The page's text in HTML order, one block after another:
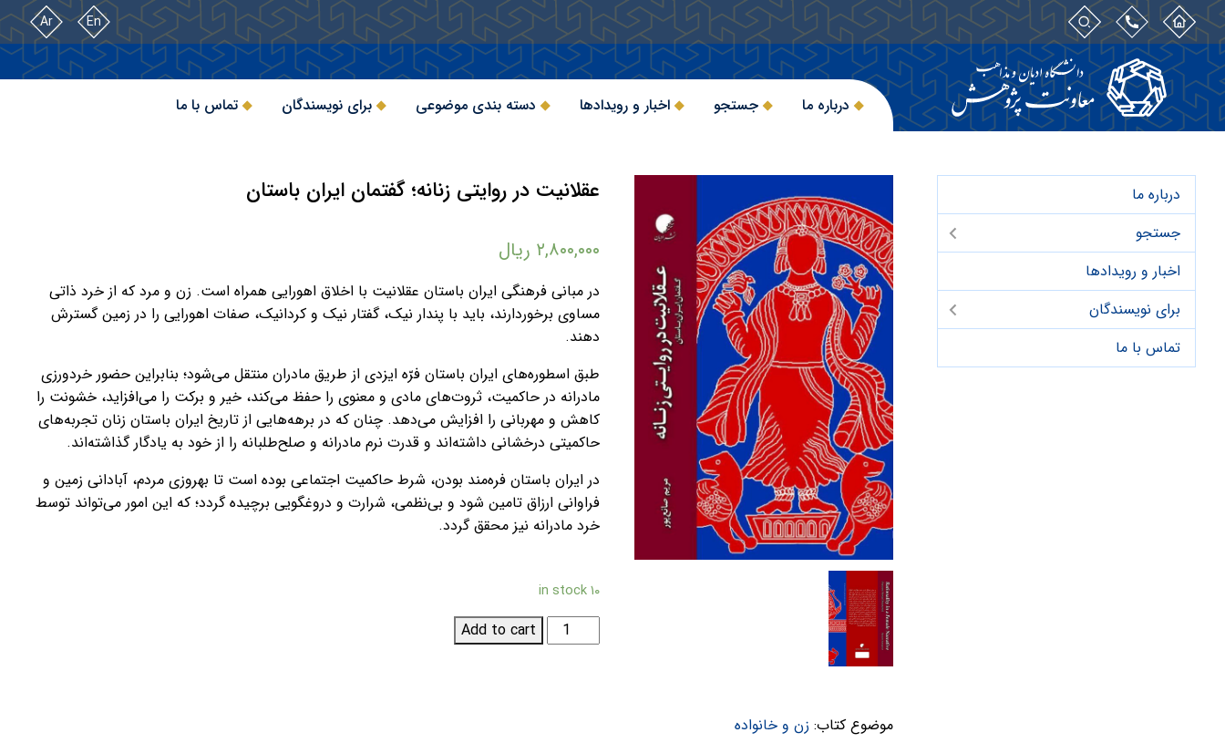
En
Ar
درباره ما جستجو اخبار و رویدادها دسته بندی موضوعی برای نویسندگان تماس با ما
درباره ما
جستجو
اخبار و رویدادها
برای نویسندگان
تماس با ما
عقلانیت در روایتی زنانه؛ گفتمان ایران باستان
۲,۸۰۰,۰۰۰ ریال
در مبانی فرهنگی ایران باستان عقلانیت با اخلاق اهورایی همراه است. زن و مرد که از خرد ذاتی
مساوی برخوردارند، باید با پندار نیک، گفتار نیک و کردانیک، صفات اهورایی را در زمین گسترش
دهند.
طبق اسطوره‌های ایران باستان فرّه ایزدی از طریق مادران منتقل می‌شود؛ بنابراین حضور خردورزی
مادرانه در حاکمیت، ثروت‌های مادی و معنوی را حفظ می‌کند، خیر و برکت را می‌افزاید، خشونت را
کاهش و مهربانی را افزایش می‌دهد. چنان که در برهه‌هایی از تاریخ ایران باستان زنان تجربه‌های
حاکمیتی درخشانی داشته‌اند و قدرت نرم مادرانه و صلح‌طلبانه را از خود به یادگار گذاشته‌اند.
در ایران باستان فره‌مند بودن، شرط حاکمیت اجتماعی بوده است تا بهروزی مردم، آبادانی زمین و
فراوانی ارزاق تامین شود و بی‌نظمی، شرارت و دروغگویی برچیده گردد؛ که این امور می‌تواند توسط
خرد مادرانه نیز محقق گردد.
۱۰ in stock
عقلانیت
در
Add to cart
موضوع کتاب: زن و خانواده